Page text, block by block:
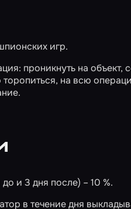
игр.
проникнуть на
на всю
и 3 дня после) – 10 %.
в течение дня